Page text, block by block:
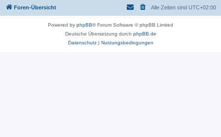
Foren-Übersicht Alle Zeiten sind UTC+02:00
Powered by phpBB® Forum Software © phpBB Limited
Deutsche Übersetzung durch phpBB.de
Datenschutz| Nutzungsbedingungen